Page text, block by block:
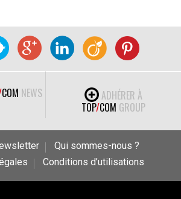
COM NEWS
ADHÉRER À
TOP/COM GROUP
Qui sommes-nous ?
Conditions d’utilisations